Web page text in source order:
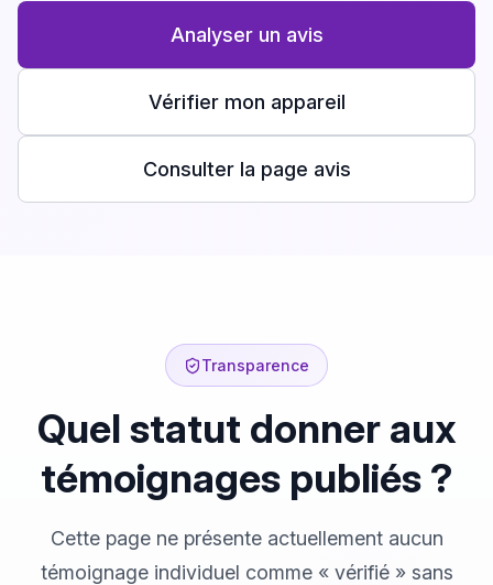
Analyser un avis
Vérifier mon appareil
Consulter la page avis
Transparence
Quel statut donner aux
témoignages publiés ?
Cette page ne présente actuellement aucun
témoignage individuel comme « vérifié » sans